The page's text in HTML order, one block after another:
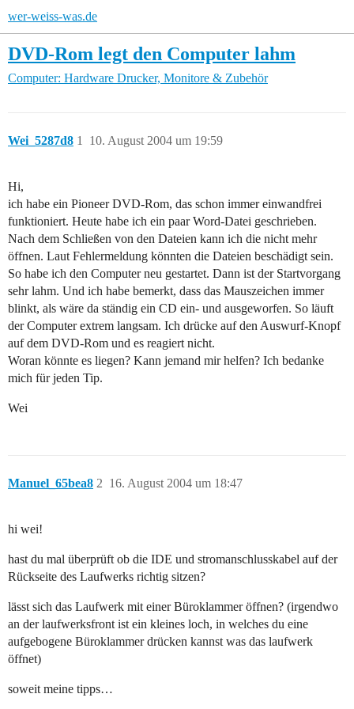
wer-weiss-was.de
DVD-Rom legt den Computer lahm
Computer: Hardware Drucker, Monitore & Zubehör
Wei_5287d8 10. August 2004 um 19:59
1
Hi,
ich habe ein Pioneer DVD-Rom, das schon immer einwandfrei
funktioniert. Heute habe ich ein paar Word-Datei geschrieben.
Nach dem Schließen von den Dateien kann ich die nicht mehr
öffnen. Laut Fehlermeldung könnten die Dateien beschädigt sein.
So habe ich den Computer neu gestartet. Dann ist der Startvorgang
sehr lahm. Und ich habe bemerkt, dass das Mauszeichen immer
blinkt, als wäre da ständig ein CD ein- und ausgeworfen. So läuft
der Computer extrem langsam. Ich drücke auf den Auswurf-Knopf
auf dem DVD-Rom und es reagiert nicht.
Woran könnte es liegen? Kann jemand mir helfen? Ich bedanke
mich für jeden Tip.
Wei
Manuel_65bea8 16. August 2004 um 18:47
2
hi wei!
hast du mal überprüft ob die IDE und stromanschlusskabel auf der
Rückseite des Laufwerks richtig sitzen?
lässt sich das Laufwerk mit einer Büroklammer öffnen? (irgendwo
an der laufwerksfront ist ein kleines loch, in welches du eine
aufgebogene Büroklammer drücken kannst was das laufwerk
öffnet)
soweit meine tipps…